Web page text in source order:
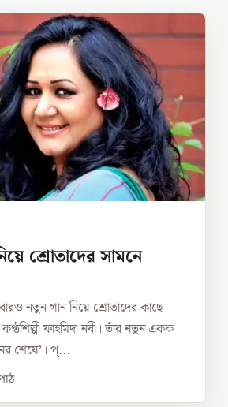
শ্রোতাদের সামনে
নতুন গান নিয়ে শ্রোতাদের কাছে
ফাহমিদা নবী। তাঁর নতুন একক
শেষে’। প্...